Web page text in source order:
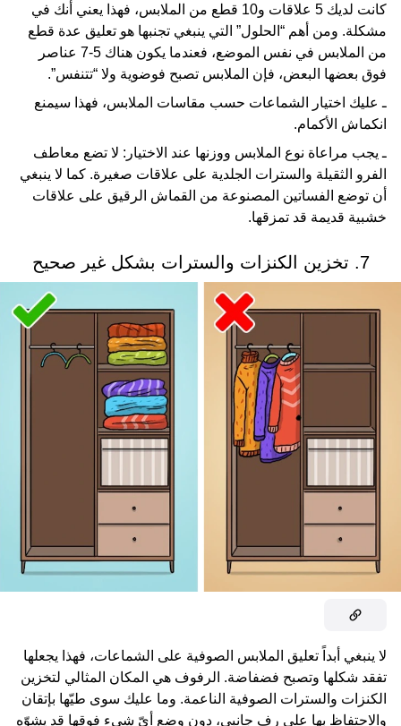
كانت لديك 5 علاقات و10 قطع من الملابس، فهذا يعني أنك في
مشكلة. ومن أهم “الحلول” التي ينبغي تجنبها هو تعليق عدة قطع
من الملابس في نفس الموضع، فعندما يكون هناك 5-7 عناصر
فوق بعضها البعض، فإن الملابس تصبح فوضوية ولا “تتنفس”.
ـ عليك اختيار الشماعات حسب مقاسات الملابس، فهذا سيمنع
انكماش الأكمام.
ـ يجب مراعاة نوع الملابس ووزنها عند الاختيار: لا تضع معاطف
الفرو الثقيلة والسترات الجلدية على علاقات صغيرة. كما لا ينبغي
أن توضع الفساتين المصنوعة من القماش الرقيق على علاقات
خشبية قديمة قد تمزقها.
7. تخزين الكنزات والسترات بشكل غير صحيح
لا ينبغي أبداً تعليق الملابس الصوفية على الشماعات، فهذا يجعلها
تفقد شكلها وتصبح فضفاضة. الرفوف هي المكان المثالي لتخزين
الكنزات والسترات الصوفية الناعمة. وما عليك سوى طيّها بإتقان
والاحتفاظ بها على رف جانبي، دون وضع أيّ شيء فوقها قد يشوّه